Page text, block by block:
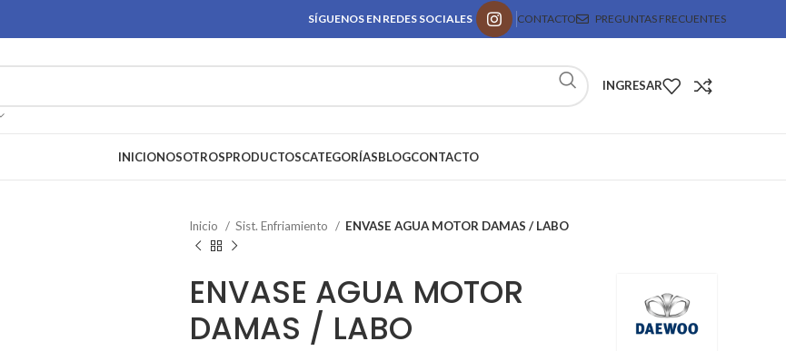
SÍGUENOS EN REDES SOCIALES CONTACTO PREGUNTAS FRECUENTES
INGRESAR
INICIONOSOTROSPRODUCTOSCATEGORÍASBLOGCONTACTO
Inicio Sist. Enfriamiento ENVASE AGUA MOTOR DAMAS / LABO
ENVASE AGUA MOTOR
DAMAS / LABO